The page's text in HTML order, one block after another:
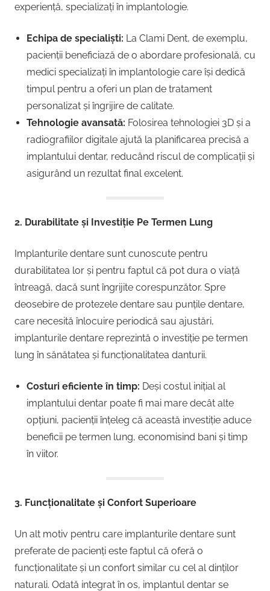
experiență, specializați în implantologie.
Echipa de specialiști: La Clami Dent, de exemplu,
pacienții beneficiază de o abordare profesională, cu
medici specializați în implantologie care își dedică
timpul pentru a oferi un plan de tratament
personalizat și îngrijire de calitate.
Tehnologie avansată: Folosirea tehnologiei 3D și a
radiografiilor digitale ajută la planificarea precisă a
implantului dentar, reducând riscul de complicații și
asigurând un rezultat final excelent.
2. Durabilitate și Investiție Pe Termen Lung
Implanturile dentare sunt cunoscute pentru
durabilitatea lor și pentru faptul că pot dura o viață
întreagă, dacă sunt îngrijite corespunzător. Spre
deosebire de protezele dentare sau punțile dentare,
care necesită înlocuire periodică sau ajustări,
implanturile dentare reprezintă o investiție pe termen
lung în sănătatea și funcționalitatea danturii.
Costuri eficiente în timp: Deși costul inițial al
implantului dentar poate fi mai mare decât alte
opțiuni, pacienții înțeleg că această investiție aduce
beneficii pe termen lung, economisind bani și timp
în viitor.
3. Funcționalitate și Confort Superioare
Un alt motiv pentru care implanturile dentare sunt
preferate de pacienți este faptul că oferă o
funcționalitate și un confort similar cu cel al dinților
naturali. Odată integrat în os, implantul dentar se